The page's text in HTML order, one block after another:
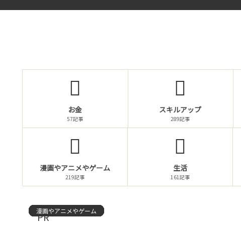
お金
57記事
スキルアップ
289記事
漫画やアニメやゲーム
219記事
生活
161記事
PR
漫画やアニメやゲーム
漫画やアニメやゲーム
漫画やアニメやゲーム
漫画やアニメやゲーム
漫画やアニメやゲーム
漫画やアニメやゲーム
漫画やアニメやゲーム
漫画やアニメやゲーム
漫画やアニメやゲーム
漫画やアニメやゲーム
漫画やアニメやゲーム
漫画やアニメやゲーム
漫画やアニメやゲーム
漫画やアニメやゲーム
漫画やアニメやゲーム